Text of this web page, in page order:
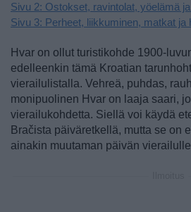
Sivu 2: Ostokset, ravintolat, yöelämä
Sivu 3: Perheet, liikkuminen, matkat ja
Hvar on ollut turistikohde 1900-
edelleenkin tämä Kroatian
vierailulistalla. Vehreä, puhdas,
monipuolinen Hvar on laaja saari,
vierailukohdetta. Siellä voi käydä
Bračista päiväretkellä, mutta se on
ainakin muutaman päivän